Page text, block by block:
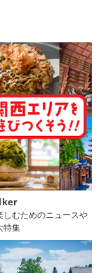
しむためのニュースや
特集